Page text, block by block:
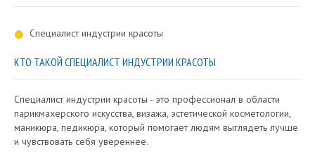
Специалист индустрии красоты
КТО ТАКОЙ СПЕЦИАЛИСТ ИНДУСТРИИ КРАСОТЫ
Специалист индустрии красоты - это профессионал в области
парикмахерского искусства, визажа, эстетической косметологии,
маникюра, педикюра, который помогает людям выглядеть лучше
и чувствовать себя увереннее.